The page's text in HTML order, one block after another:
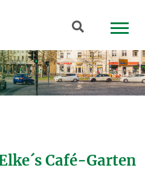
Suchbegriff
Café-Garten